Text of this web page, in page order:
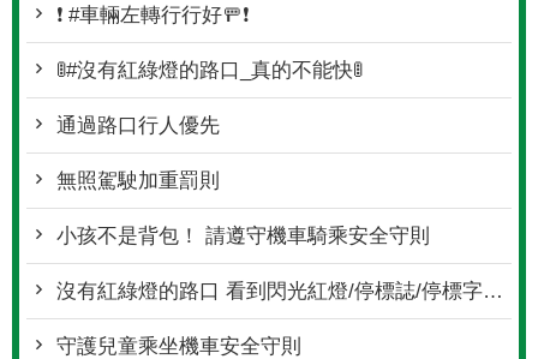
❗ #車輛左轉行行好🚥❗
🚦#沒有紅綠燈的路口_真的不能快🚦
通過路口行人優先
無照駕駛加重罰則
小孩不是背包！ 請遵守機車騎乘安全守則
沒有紅綠燈的路口 看到閃光紅燈/停標誌/停標字就要停
守護兒童乘坐機車安全守則